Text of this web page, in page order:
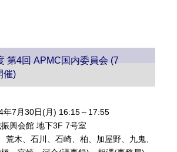
第4回 APMC国内委員会 (7
催)
月30日(月) 16:15～17:55
会館 地下3F 7号室
木、石川、石崎、柏、加屋野、九鬼、